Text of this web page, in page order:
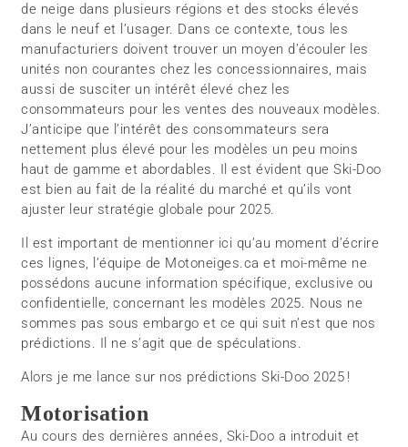
de neige dans plusieurs régions et des stocks élevés
dans le neuf et l’usager. Dans ce contexte, tous les
manufacturiers doivent trouver un moyen d’écouler les
unités non courantes chez les concessionnaires, mais
aussi de susciter un intérêt élevé chez les
consommateurs pour les ventes des nouveaux modèles.
J’anticipe que l’intérêt des consommateurs sera
nettement plus élevé pour les modèles un peu moins
haut de gamme et abordables. Il est évident que Ski-Doo
est bien au fait de la réalité du marché et qu’ils vont
ajuster leur stratégie globale pour 2025.
Il est important de mentionner ici qu’au moment d’écrire
ces lignes, l’équipe de Motoneiges.ca et moi-même ne
possédons aucune information spécifique, exclusive ou
confidentielle, concernant les modèles 2025. Nous ne
sommes pas sous embargo et ce qui suit n’est que nos
prédictions. Il ne s’agit que de spéculations.
Alors je me lance sur nos prédictions Ski-Doo 2025 !
Motorisation
Au cours des dernières années, Ski-Doo a introduit et